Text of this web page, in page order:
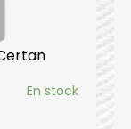
En stock